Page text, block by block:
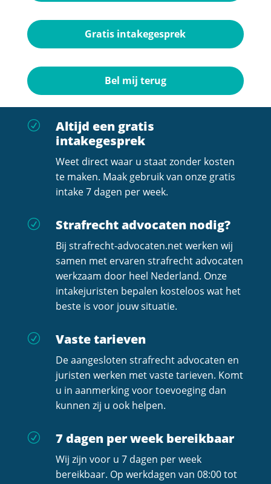
Gratis intakegesprek
Bel mij terug
R
Altijd een gratis
intakegesprek
Weet direct waar u staat zonder kosten
te maken. Maak gebruik van onze gratis
intake 7 dagen per week.
R Strafrecht advocaten nodig?
Bij strafrecht-advocaten.net werken wij
samen met ervaren strafrecht advocaten
werkzaam door heel Nederland. Onze
intakejuristen bepalen kosteloos wat het
beste is voor jouw situatie.
R Vaste tarieven
De aangesloten strafrecht advocaten en
juristen werken met vaste tarieven. Komt
u in aanmerking voor toevoeging dan
kunnen zij u ook helpen.
R 7 dagen per week bereikbaar
Wij zijn voor u 7 dagen per week
bereikbaar. Op werkdagen van 08:00 tot